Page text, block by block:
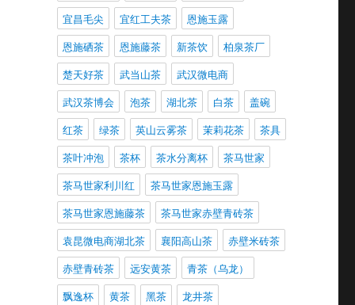
宜昌毛尖
宜红工夫茶
恩施玉露
恩施硒茶
恩施藤茶 新茶饮
柏泉茶厂
楚天好茶
武当山茶
武汉微电商
武汉茶博会
泡茶 湖北茶 白茶
盖碗
红茶
绿茶 英山云雾茶 茉莉花茶
茶具
茶叶冲泡
茶杯 茶水分离杯
茶马世家
茶马世家利川红
茶马世家恩施玉露
茶马世家恩施藤茶
茶马世家赤壁青砖茶
袁昆微电商湖北茶
襄阳高山茶
赤壁米砖茶
赤壁青砖茶
远安黄茶
青茶（乌龙）
飘逸杯
黄茶 黑茶 龙井茶